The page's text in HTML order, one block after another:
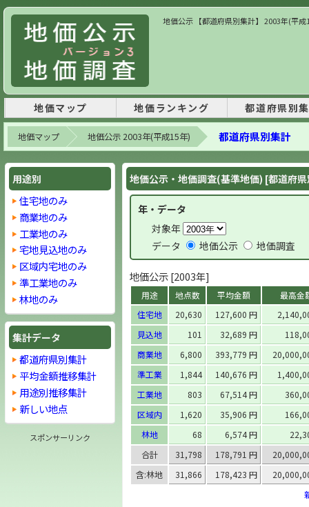
地価公示 【都道府県別集計】 2003年(平
地価マップ 地価ランキング 都道府県別
地価マップ 地価公示 2003年(平成15年) 都道府県別集計
地価公示・地価調査(基準地価) [都道府
年・データ
対象年
データ
地価公示 地価調査
地価公示 [2003年]
用途 地点数 平均金額
最高金
住宅地
20,630 127,600 円
見込地
101 32,689 円
商業地
6,800 393,779 円
準工業
1,844 140,676 円
工業地
803 67,514 円
区域内
1,620 35,906 円
林地
68 6,574 円
合計
31,798 178,791 円
含:林地
31,866 178,423 円
用途別
住宅地のみ
商業地のみ
工業地のみ
宅地見込地のみ
区域内宅地のみ
準工業地のみ
林地のみ
集計データ
都道府県別集計
平均金額推移集計
用途別推移集計
新しい地点
スポンサーリンク